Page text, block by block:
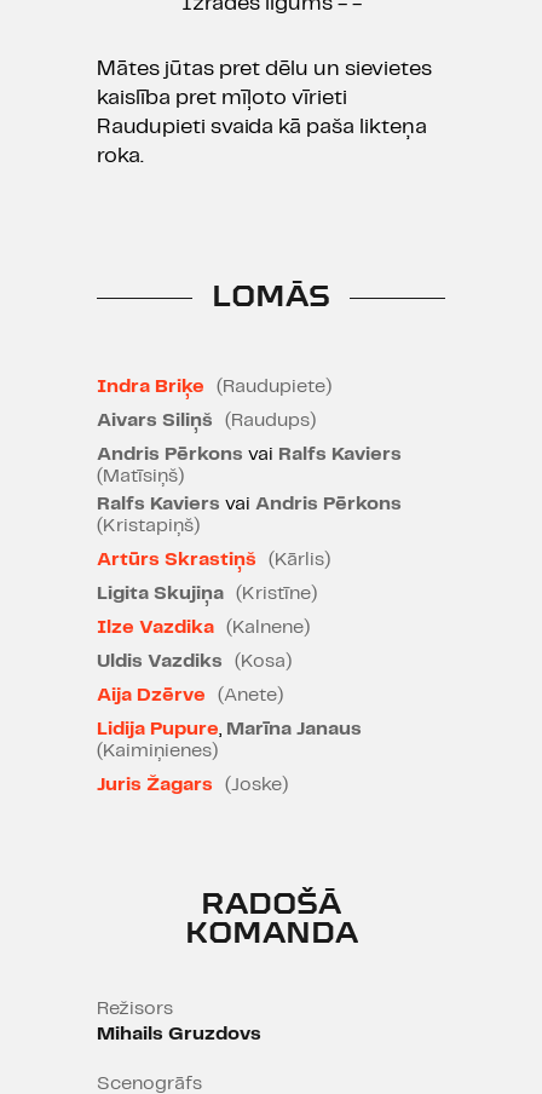
Mātes jūtas pret dēlu un sievietes
kaislība pret mīļoto vīrieti
Raudupieti svaida kā paša likteņa
roka.
LOMĀS
Indra Briķe
(Raudupiete)
Aivars Siliņš
(Raudups)
Andris Pērkons vai Ralfs Kaviers
(Matīsiņš)
Ralfs Kaviers vai Andris Pērkons
(Kristapiņš)
Artūrs Skrastiņš
(Kārlis)
Ligita Skujiņa
(Kristīne)
Ilze Vazdika
(Kalnene)
Uldis Vazdiks
(Kosa)
Aija Dzērve
(Anete)
Lidija Pupure, Marīna Janaus
(Kaimiņienes)
Juris Žagars
(Joske)
RADOŠĀ
KOMANDA
Režisors
Mihails Gruzdovs
Scenogrāfs